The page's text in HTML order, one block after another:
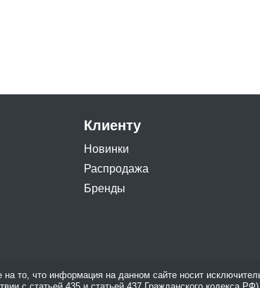
Клиенту
Новинки
Распродажа
Бренды
то, что информация на данном сайте носит